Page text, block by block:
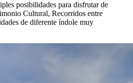
posibilidades para disfrutar de
Cultural, Recorridos entre
de diferente índole muy